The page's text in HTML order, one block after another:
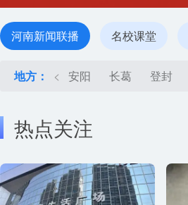
河南新闻联播 名校课堂
地方： < 安阳 长葛 登封
热点关注